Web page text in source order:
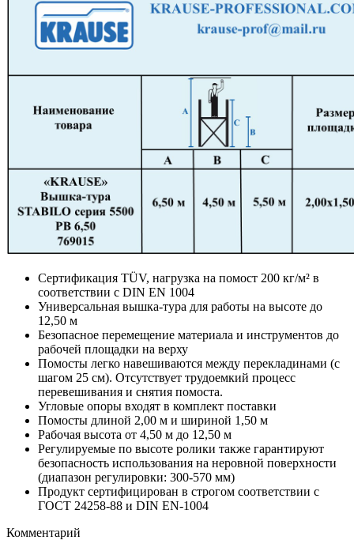
Сертификация TÜV, нагрузка на помост 200 кг/м² в
соответствии с DIN EN 1004
Универсальная вышка-тура для работы на высоте до
12,50 м
Безопасное перемещение материала и инструментов до
рабочей площадки на верху
Помосты легко навешиваются между перекладинами (с
шагом 25 см). Отсутствует трудоемкий процесс
перевешивания и снятия помоста.
Угловые опоры входят в комплект поставки
Помосты длиной 2,00 м и шириной 1,50 м
Рабочая высота от 4,50 м до 12,50 м
Регулируемые по высоте ролики также гарантируют
безопасность использования на неровной поверхности
(диапазон регулировки: 300-570 мм)
Продукт сертифицирован в строгом соответствии с
ГОСТ 24258-88 и DIN EN-1004
Комментарий